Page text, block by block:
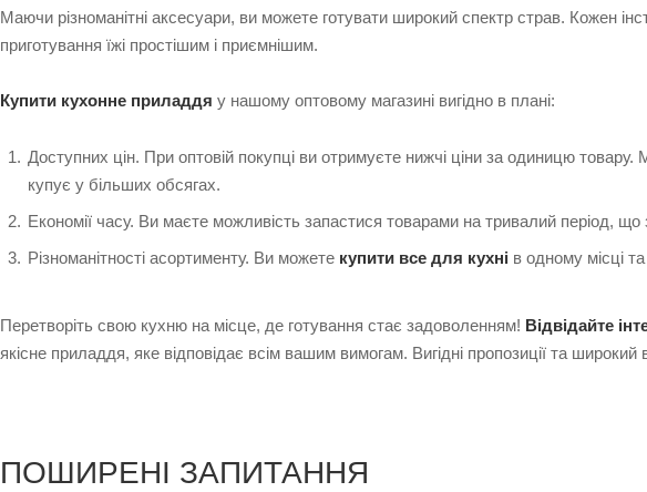
Маючи різноманітні аксесуари, ви можете готувати широкий спектр страв. Кожен
приготування їжі простішим і приємнішим.
Купити кухонне приладдя у нашому оптовому магазині вигідно в плані:
Доступних цін. При оптовій покупці ви отримуєте нижчі ціни за одиницю товару.
купує у більших обсягах.
Економії часу. Ви маєте можливість запастися товарами на тривалий період, що
Різноманітності асортименту. Ви можете купити все для кухні в одному місці
Перетворіть свою кухню на місце, де готування стає задоволенням! Відвідайте
якісне приладдя, яке відповідає всім вашим вимогам. Вигідні пропозиції та широкий
ПОШИРЕНІ ЗАПИТАННЯ